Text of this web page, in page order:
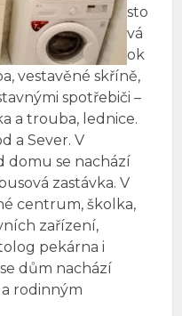
sto
vá
ok
vestavěné skříně,
spotřebiči –
a trouba, lednice.
a Sever. V
domu se nachází
zastávka. V
centrum, školka,
zařízení,
pekárna i
dům nachází
rodinným